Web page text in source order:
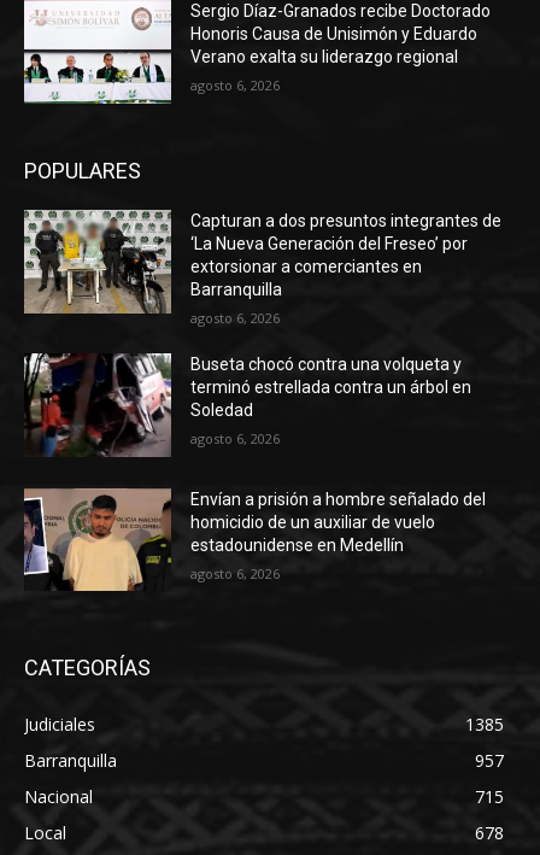
Sergio Díaz-Granados recibe Doctorado
Honoris Causa de Unisimón y Eduardo
Verano exalta su liderazgo regional
agosto 6, 2026
POPULARES
Capturan a dos presuntos integrantes de
‘La Nueva Generación del Freseo’ por
extorsionar a comerciantes en
Barranquilla
agosto 6, 2026
Buseta chocó contra una volqueta y
terminó estrellada contra un árbol en
Soledad
agosto 6, 2026
Envían a prisión a hombre señalado del
homicidio de un auxiliar de vuelo
estadounidense en Medellín
agosto 6, 2026
CATEGORÍAS
Judiciales
1385
Barranquilla
957
Nacional
715
Local
678